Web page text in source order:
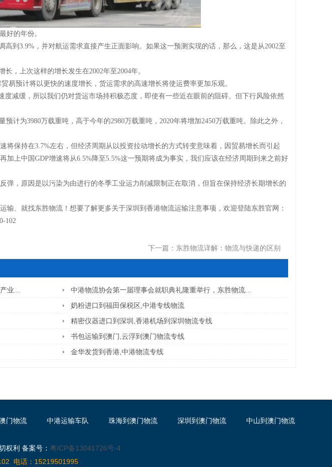
好的年份。
高到3.9%，并对航运需求直接产生正面影响。如果这一预测实现的话，那么，这是从2002至
，上次这样的增长发生在2002年至2004年。
易预计将以更快的速度增长，货运需求的高速增长将使运费率更加乐观。
度减缓，所以我们仍对货运市场持积极态度，即使有一些近在眼前的阻碍。但下行风险依然
预计为3980万载重吨，高于今年的2980万载重吨，2020年将增加2450万载重吨。除此之外，
将保持在3.7%左右，但经济周期从以投资拉动增长的方式转变意味着，因贸易增长而引起
加上中国GDP增速将从6.5%降至5.5%这一预期将成为事实，我们应该在经济周期到来之前好
弹，原因是以污染为由进行的冬季工业运力削减限制正在取消，但旨在保持经济长期增长的
输、就找东胜物流！想要了解更多关于深圳到香港物流运输注意事项，欢迎登陆东胜官网：
102
下一篇： 东胜物流详解：物流与快递的区别
业...
中港物流协会第一届理事会就职典礼隆重举行，东胜物流...
奶粉进口到福田保税区,中港专线物流
精密仪器进口到深圳,香港机场到深圳物流专线
书包运输到澳门,云浮到澳门物流专线
金华发货到香港,中港物流专线
门物流 中港运输车队 珠海到澳门物流 深圳到澳门物流
中山到澳门物流
权利 备案号： 粤ICP备13041726号-4
电话：15219501995